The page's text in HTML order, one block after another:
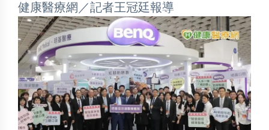
健康醫療網／記者王冠廷報導